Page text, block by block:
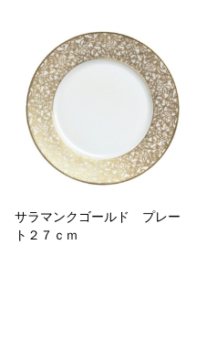
サラマンクゴールド プレー
ト２７ｃｍ